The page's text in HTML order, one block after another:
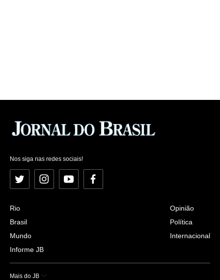
Nos siga nas redes sociais!
Twitter InstagramYouTubeFacebook
Rio
Brasil
Mundo
Informe JB
Opinião
Política
Internacional
Mais do JB